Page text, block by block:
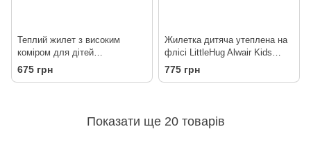
Теплий жилет з високим
коміром для дітей
Помаранчевий 160см
675 грн
Жилетка дитяча утеплена на
флісі LittleHug Alwair Kids
Чорний 134см
775 грн
Показати ще 20 товарів